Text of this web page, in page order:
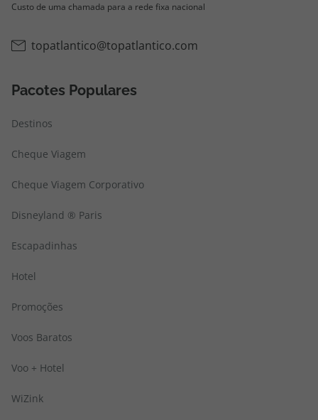
Custo de uma chamada para a rede fixa nacional
topatlantico@topatlantico.com
Pacotes Populares
Destinos
Cheque Viagem
Cheque Viagem Corporativo
Disneyland ® Paris
Escapadinhas
Hotel
Promoções
Voos Baratos
Voo + Hotel
WiZink